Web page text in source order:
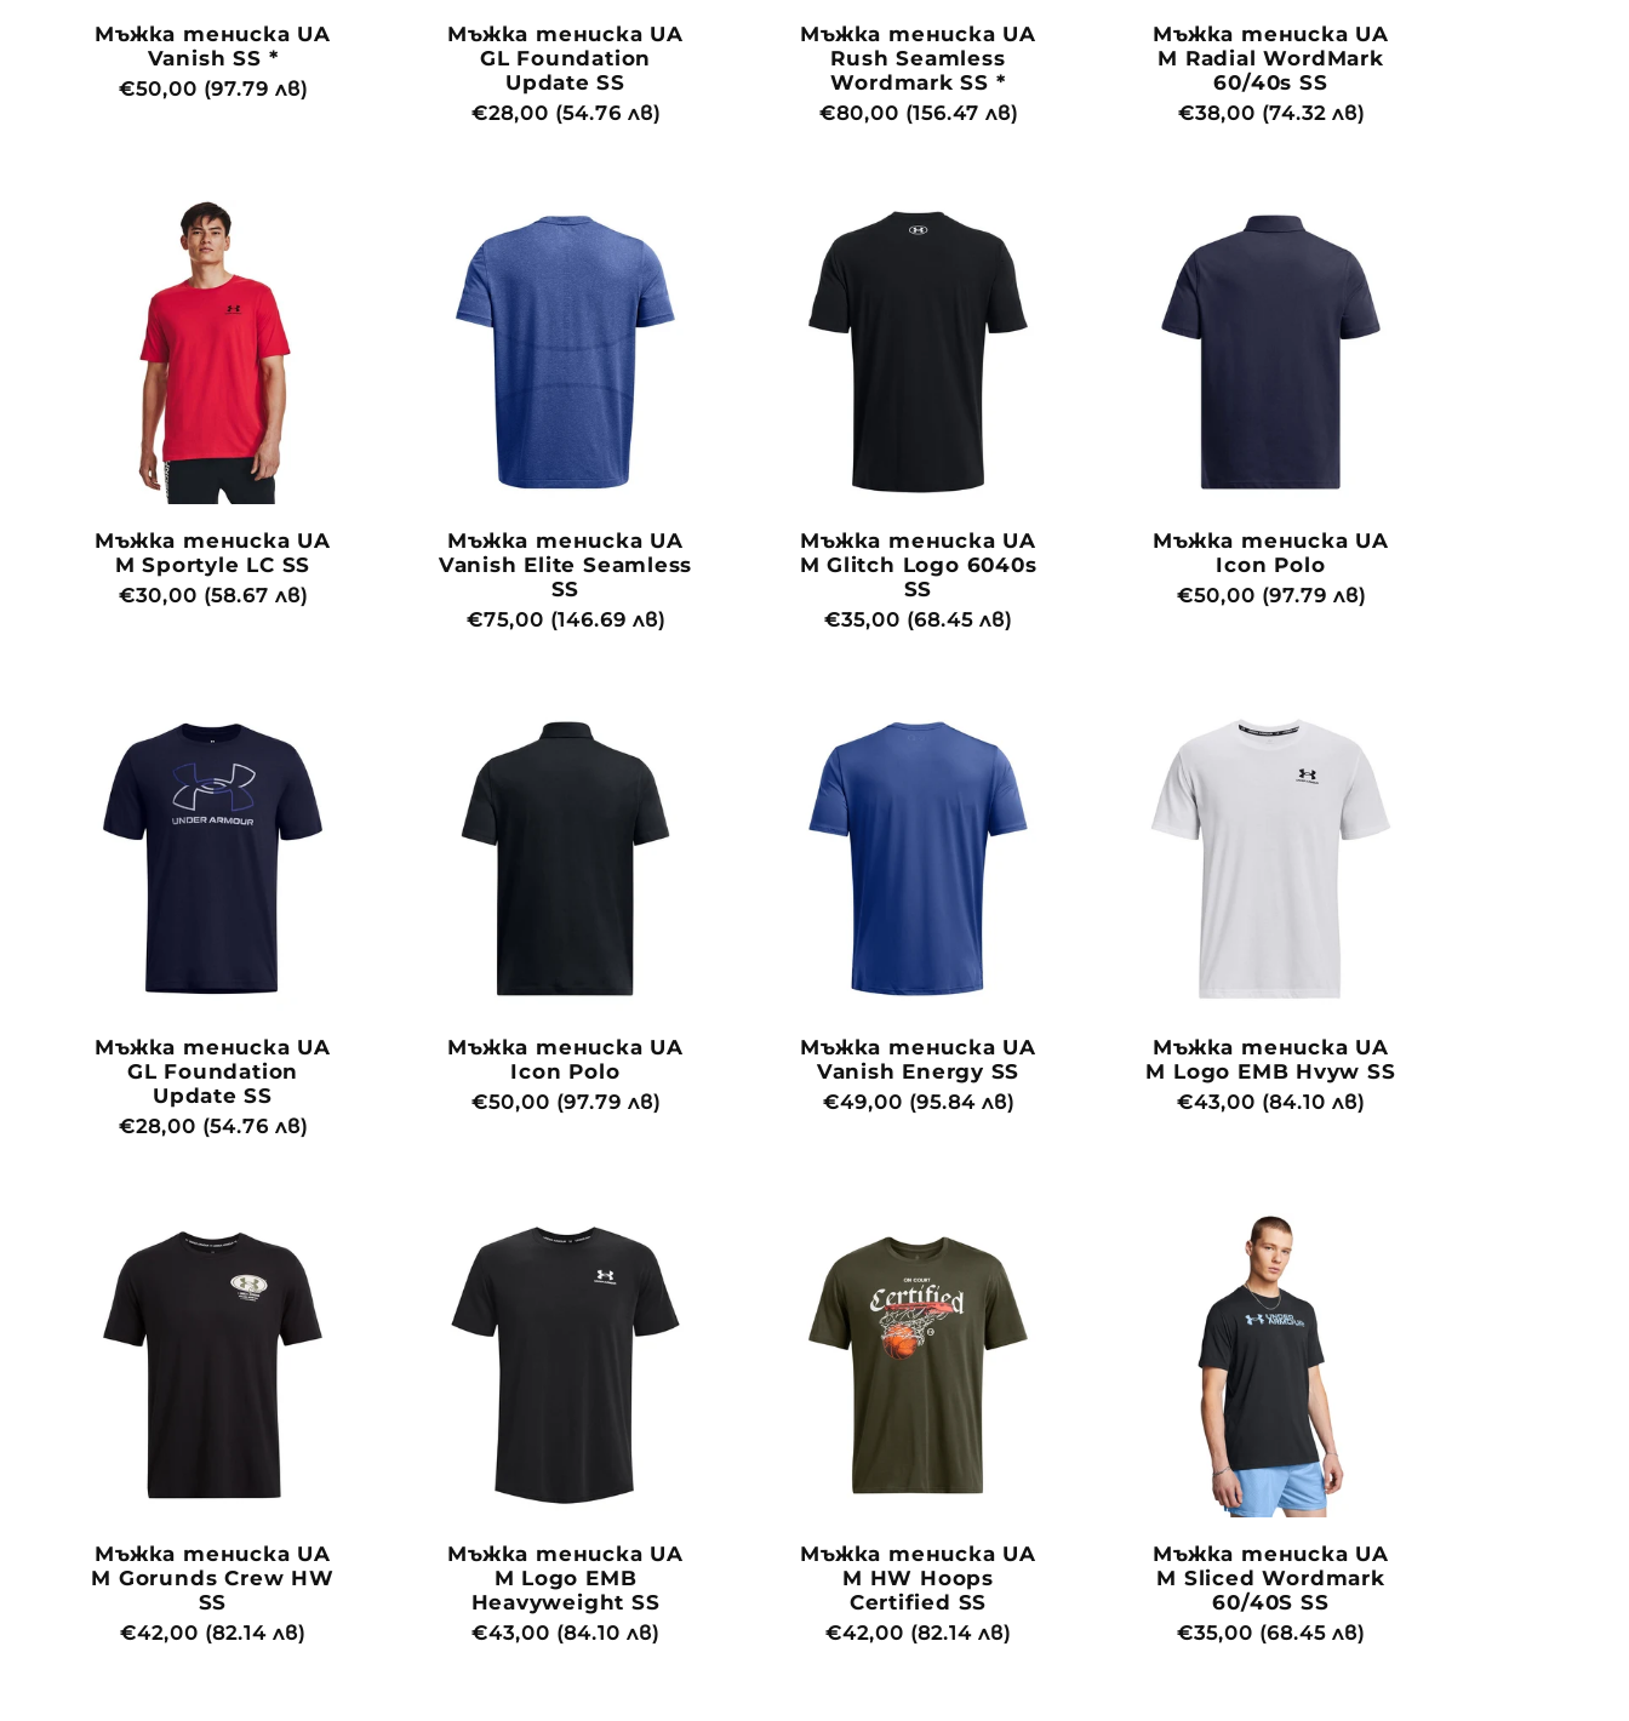
Мъжка тениска UA
Vanish SS *
Обичайна
€50,00 (97.79 лв)
Мъжка тениска UA
GL Foundation
Update SS
Обичайна
€28,00 (54.76 лв)
Мъжка тениска UA
Rush Seamless
Wordmark SS *
Обичайна
€80,00 (156.47 лв)
Мъжка тениска UA
M Radial WordMark
60/40s SS
Обичайна
€38,00 (74.32 лв)
Мъжка тениска UA
M Sportyle LC SS
Обичайна
€30,00 (58.67 лв)
Мъжка тениска UA
Vanish Elite Seamless
SS
Обичайна
€75,00 (146.69 лв)
Мъжка тениска UA
M Glitch Logo 6040s
SS
Обичайна
€35,00 (68.45 лв)
Мъжка тениска UA
Icon Polo
Обичайна
€50,00 (97.79 лв)
Мъжка тениска UA
GL Foundation
Update SS
Обичайна
€28,00 (54.76 лв)
Мъжка тениска UA
Icon Polo
Обичайна
€50,00 (97.79 лв)
Мъжка тениска UA
Vanish Energy SS
Обичайна
€49,00 (95.84 лв)
Мъжка тениска UA
M Logo EMB Hvyw SS
Обичайна
€43,00 (84.10 лв)
Мъжка тениска UA
M Gorunds Crew HW
SS
Обичайна
€42,00 (82.14 лв)
Мъжка тениска UA
M Logo EMB
Heavyweight SS
Обичайна
€43,00 (84.10 лв)
Мъжка тениска UA
M HW Hoops
Certified SS
Обичайна
€42,00 (82.14 лв)
Мъжка тениска UA
M Sliced Wordmark
60/40S SS
Обичайна
€35,00 (68.45 лв)